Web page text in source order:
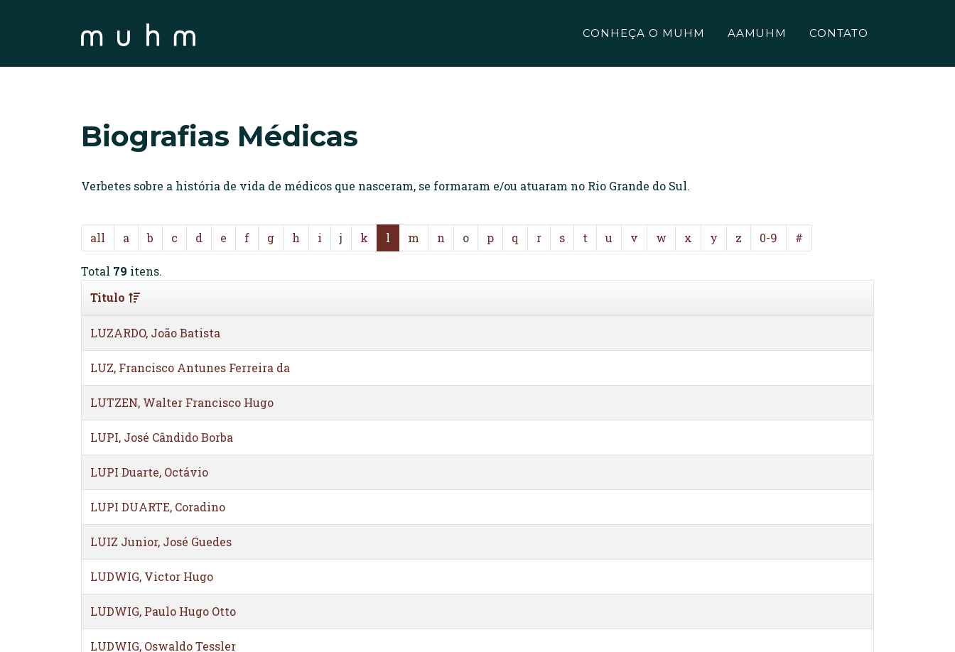
CONHEÇA O MUHM AAMUHM CONTATO
Biografias Médicas
Verbetes sobre a história de vida de médicos que nasceram, se formaram e/ou atuaram no Rio Grande do Sul.
all a b c d e f g h i j k l m n o p q r s t u v w x y z 0-9 #
Total 79 itens.
Titulo
LUZARDO, João Batista
LUZ, Francisco Antunes Ferreira da
LUTZEN, Walter Francisco Hugo
LUPI, José Cândido Borba
LUPI Duarte, Octávio
LUPI DUARTE, Coradino
LUIZ Junior, José Guedes
LUDWIG, Victor Hugo
LUDWIG, Paulo Hugo Otto
LUDWIG, Oswaldo Tessler